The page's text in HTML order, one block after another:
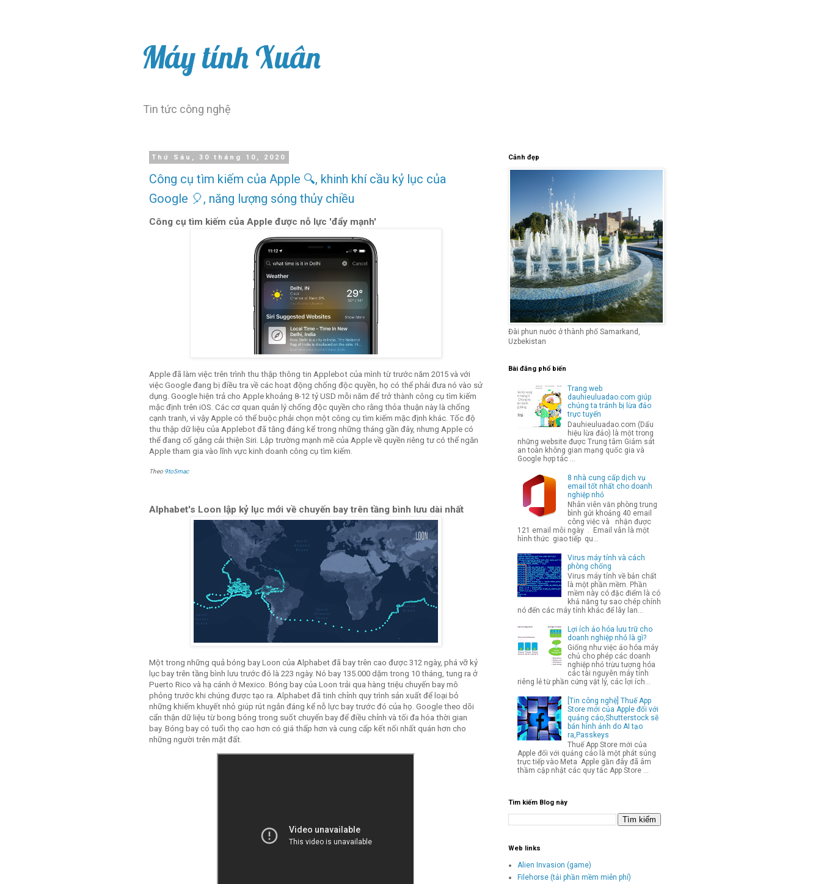
Máy tính Xuân
Tin tức công nghệ
Thứ Sáu, 30 tháng 10, 2020
Công cụ tìm kiếm của Apple 🔍, khinh khí cầu kỷ lục của
Google 🎈, năng lượng sóng thủy chiều
Công cụ tìm kiếm của Apple được nỗ lực 'đẩy mạnh'
Apple đã làm việc trên trình thu thập thông tin Applebot của mình từ trước năm 2015 và với
việc Google đang bị điều tra về các hoạt động chống độc quyền, họ có thể phải đưa nó vào sử
dụng. Google hiện trả cho Apple khoảng 8-12 tỷ USD mỗi năm để trở thành công cụ tìm kiếm
mặc định trên iOS. Các cơ quan quản lý chống độc quyền cho rằng thỏa thuận này là chống
cạnh tranh, vì vậy Apple có thể buộc phải chọn một công cụ tìm kiếm mặc định khác. Tốc độ
thu thập dữ liệu của Applebot đã tăng đáng kể trong những tháng gần đây, nhưng Apple có
thể đang cố gắng cải thiện Siri. Lập trường mạnh mẽ của Apple về quyền riêng tư có thể ngăn
Apple tham gia vào lĩnh vực kinh doanh công cụ tìm kiếm.
Theo 9to5mac
Alphabet's Loon lập kỷ lục mới về chuyến bay trên tầng bình lưu dài nhất
Một trong những quả bóng bay Loon của Alphabet đã bay trên cao được 312 ngày, phá vỡ kỷ
lục bay trên tầng bình lưu trước đó là 223 ngày. Nó bay 135.000 dặm trong 10 tháng, tung ra ở
Puerto Rico và hạ cánh ở Mexico. Bóng bay của Loon trải qua hàng triệu chuyến bay mô
phỏng trước khi chúng được tạo ra. Alphabet đã tinh chỉnh quy trình sản xuất để loại bỏ
những khiếm khuyết nhỏ giúp rút ngắn đáng kể nỗ lực bay trước đó của họ. Google theo dõi
cẩn thận dữ liệu từ bong bóng trong suốt chuyến bay để điều chỉnh và tối đa hóa thời gian
bay. Bóng bay có tuổi thọ cao hơn có giá thấp hơn và cung cấp kết nối nhất quán hơn cho
những người trên mặt đất.
Cảnh đẹp
Đài phun nước ở thành phố Samarkand,
Uzbekistan
Bài đăng phổ biến
Trang web
dauhieuluadao.com giúp
chúng ta tránh bị lừa đảo
trực tuyến
Dauhieuluadao.com (Dấu
hiệu lừa đảo) là một trong
những website được Trung tâm Giám sát
an toàn không gian mạng quốc gia và
Google hợp tác ...
8 nhà cung cấp dịch vụ
email tốt nhất cho doanh
nghiệp nhỏ
Nhân viên văn phòng trung
bình gửi khoảng 40 email
công việc và nhận được
121 email mỗi ngày . Email vẫn là một
hình thức giao tiếp qu...
Virus máy tính và cách
phòng chống
Virus máy tính về bản chất
là một phần mềm. Phần
mềm này có đặc điểm là có
khả năng tự sao chép chính
nó đến các máy tính khác để lây lan...
Lợi ích ảo hóa lưu trữ cho
doanh nghiệp nhỏ là gì?
Giống như việc ảo hóa máy
chủ cho phép các doanh
nghiệp nhỏ trừu tượng hóa
các tài nguyên máy tính
riêng lẻ từ phần cứng vật lý, các lợi ích...
[Tin công nghệ] Thuế App
Store mới của Apple đối với
quảng cáo,Shutterstock sẽ
bán hình ảnh do AI tạo
ra,Passkeys
Thuế App Store mới của
Apple đối với quảng cáo là một phát súng
trực tiếp vào Meta Apple gần đây đã âm
thầm cập nhật các quy tắc App Store ...
Tìm kiếm Blog này
Web links
Alien Invasion (game)
Filehorse (tải phần mềm miễn phí)